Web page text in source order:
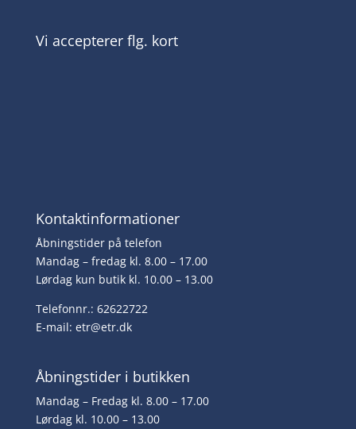
Vi accepterer flg. kort
Kontaktinformationer
Åbningstider på telefon
Mandag – fredag kl. 8.00 – 17.00
Lørdag kun butik kl. 10.00 – 13.00
Telefonnr.: 62622722
E-mail: etr@etr.dk
Åbningstider i butikken
Mandag – Fredag kl. 8.00 – 17.00
Lørdag kl. 10.00 – 13.00